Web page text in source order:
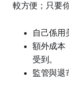
較方便；只要
自己係用
額外成本
受到。
監管與退